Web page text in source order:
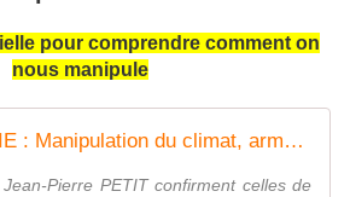
pour comprendre comment on
nous manipule
GÉO-INGÉNIERIE : Manipulation du climat, armes météorologiques, sismiques et cancérigènes par Jean-Pierre PETIT - Pangolins et mantilles
Pierre PETIT confirment celles de